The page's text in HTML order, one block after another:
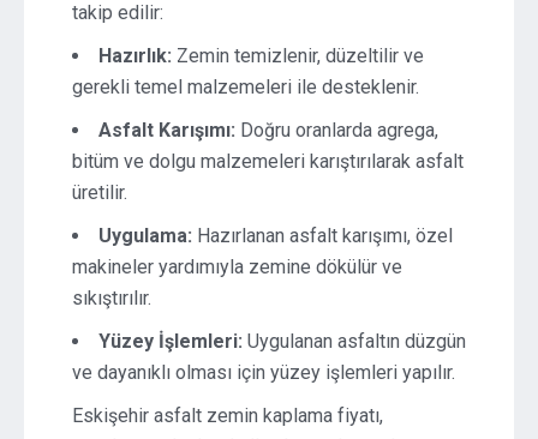
takip edilir:
Hazırlık: Zemin temizlenir, düzeltilir ve
gerekli temel malzemeleri ile desteklenir.
Asfalt Karışımı: Doğru oranlarda agrega,
bitüm ve dolgu malzemeleri karıştırılarak asfalt
üretilir.
Uygulama: Hazırlanan asfalt karışımı, özel
makineler yardımıyla zemine dökülür ve
sıkıştırılır.
Yüzey İşlemleri: Uygulanan asfaltın düzgün
ve dayanıklı olması için yüzey işlemleri yapılır.
Eskişehir asfalt zemin kaplama fiyatı,